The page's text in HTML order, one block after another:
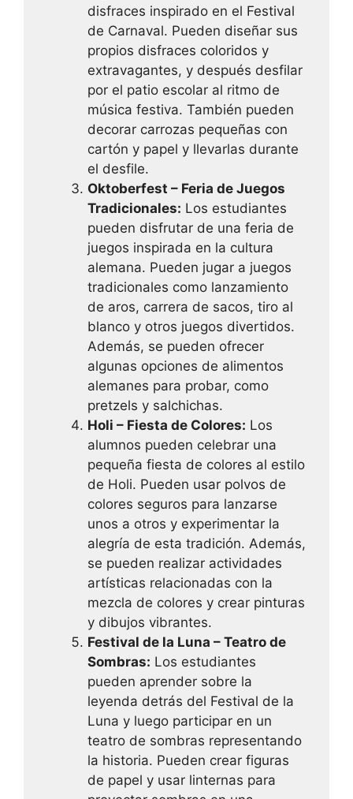
disfraces inspirado en el Festival
de Carnaval. Pueden diseñar sus
propios disfraces coloridos y
extravagantes, y después desfilar
por el patio escolar al ritmo de
música festiva. También pueden
decorar carrozas pequeñas con
cartón y papel y llevarlas durante
el desfile.
Oktoberfest – Feria de Juegos
Tradicionales: Los estudiantes
pueden disfrutar de una feria de
juegos inspirada en la cultura
alemana. Pueden jugar a juegos
tradicionales como lanzamiento
de aros, carrera de sacos, tiro al
blanco y otros juegos divertidos.
Además, se pueden ofrecer
algunas opciones de alimentos
alemanes para probar, como
pretzels y salchichas.
Holi – Fiesta de Colores: Los
alumnos pueden celebrar una
pequeña fiesta de colores al estilo
de Holi. Pueden usar polvos de
colores seguros para lanzarse
unos a otros y experimentar la
alegría de esta tradición. Además,
se pueden realizar actividades
artísticas relacionadas con la
mezcla de colores y crear pinturas
y dibujos vibrantes.
Festival de la Luna – Teatro de
Sombras: Los estudiantes
pueden aprender sobre la
leyenda detrás del Festival de la
Luna y luego participar en un
teatro de sombras representando
la historia. Pueden crear figuras
de papel y usar linternas para